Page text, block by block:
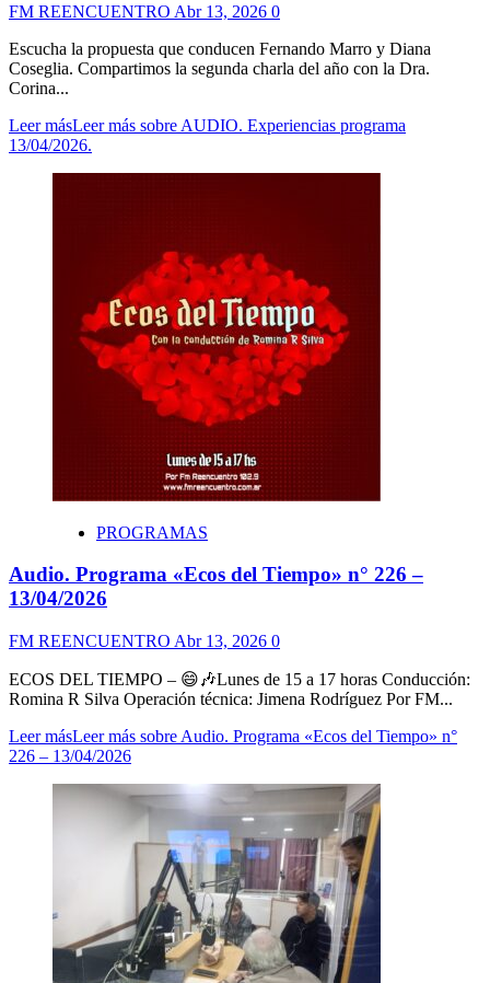
FM REENCUENTRO Abr 13, 2026 0
Escucha la propuesta que conducen Fernando Marro y Diana
Coseglia. Compartimos la segunda charla del año con la Dra.
Corina...
Leer másLeer más sobre AUDIO. Experiencias programa
13/04/2026.
PROGRAMAS
Audio. Programa «Ecos del Tiempo» n° 226 –
13/04/2026
FM REENCUENTRO Abr 13, 2026 0
ECOS DEL TIEMPO – 😄🎶Lunes de 15 a 17 horas Conducción:
Romina R Silva Operación técnica: Jimena Rodríguez Por FM...
Leer másLeer más sobre Audio. Programa «Ecos del Tiempo» n°
226 – 13/04/2026